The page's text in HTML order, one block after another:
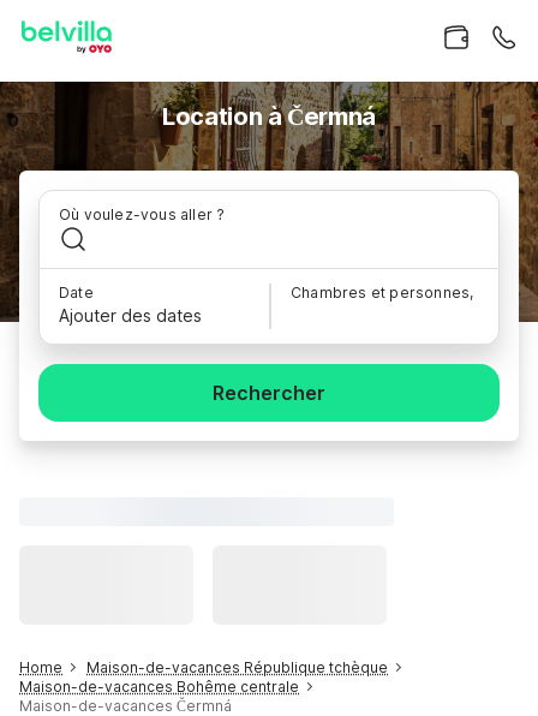
Location à Čermná
Où voulez-vous aller ?
Date
Ajouter des dates
Chambres et personnes,
Rechercher
Home
Maison-de-vacances République tchèque
Maison-de-vacances Bohême centrale
Maison-de-vacances Čermná